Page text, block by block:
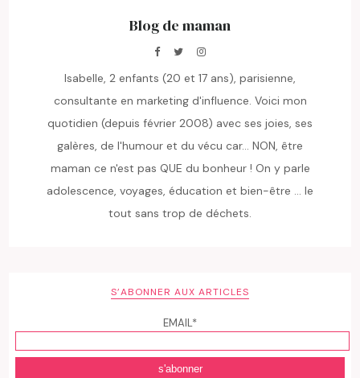
Blog de maman
Isabelle, 2 enfants (20 et 17 ans), parisienne,
consultante en marketing d'influence. Voici mon
quotidien (depuis février 2008) avec ses joies, ses
galères, de l'humour et du vécu car... NON, être
maman ce n'est pas QUE du bonheur ! On y parle
adolescence, voyages, éducation et bien-être ... le
tout sans trop de déchets.
S’ABONNER AUX ARTICLES
EMAIL*